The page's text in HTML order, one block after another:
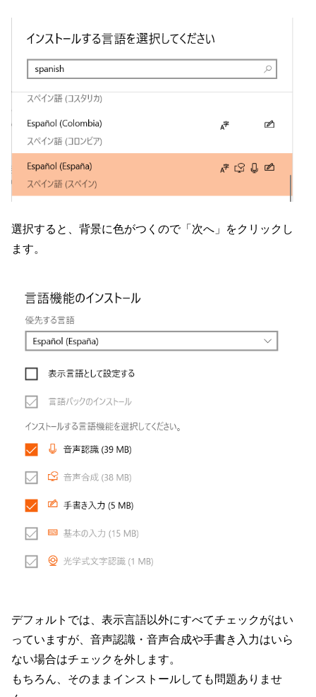
選択すると、背景に色がつくので「次へ」をクリックし
ます。
デフォルトでは、表示言語以外にすべてチェックがはい
っていますが、音声認識・音声合成や手書き入力はいら
ない場合はチェックを外します。
もちろん、そのままインストールしても問題ありませ